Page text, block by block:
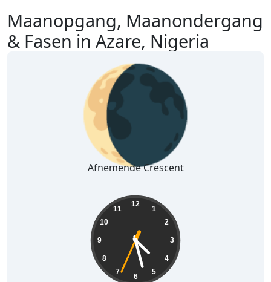
Maanopgang, Maanondergang
& Fasen in Azare, Nigeria
🌘
Afnemende Crescent
12
1
2
3
4
5
6
7
8
9
10
11